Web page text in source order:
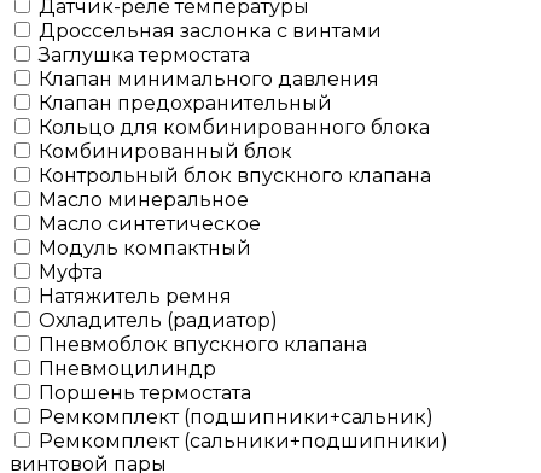
Датчик-реле температуры
Дроссельная заслонка с винтами
Заглушка термостата
Клапан минимального давления
Клапан предохранительный
Кольцо для комбинированного блока
Комбинированный блок
Контрольный блок впускного клапана
Масло минеральное
Масло синтетическое
Модуль компактный
Муфта
Натяжитель ремня
Охладитель (радиатор)
Пневмоблок впускного клапана
Пневмоцилиндр
Поршень термостата
Ремкомплект (подшипники+сальник)
Ремкомплект (сальники+подшипники)
винтовой пары